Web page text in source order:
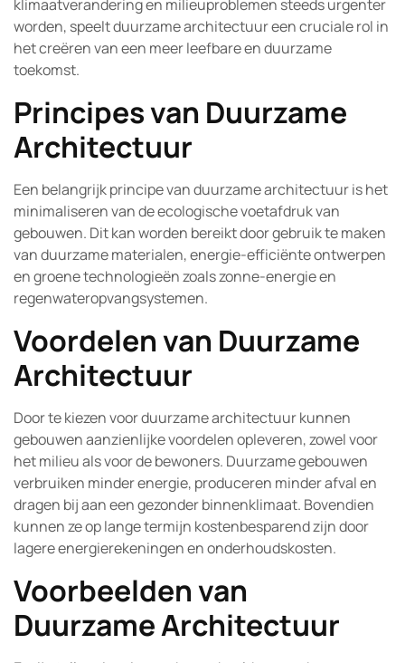
klimaatverandering en milieuproblemen steeds urgenter
worden, speelt duurzame architectuur een cruciale rol in
het creëren van een meer leefbare en duurzame
toekomst.
Principes van Duurzame
Architectuur
Een belangrijk principe van duurzame architectuur is het
minimaliseren van de ecologische voetafdruk van
gebouwen. Dit kan worden bereikt door gebruik te maken
van duurzame materialen, energie-efficiënte ontwerpen
en groene technologieën zoals zonne-energie en
regenwateropvangsystemen.
Voordelen van Duurzame
Architectuur
Door te kiezen voor duurzame architectuur kunnen
gebouwen aanzienlijke voordelen opleveren, zowel voor
het milieu als voor de bewoners. Duurzame gebouwen
verbruiken minder energie, produceren minder afval en
dragen bij aan een gezonder binnenklimaat. Bovendien
kunnen ze op lange termijn kostenbesparend zijn door
lagere energierekeningen en onderhoudskosten.
Voorbeelden van
Duurzame Architectuur